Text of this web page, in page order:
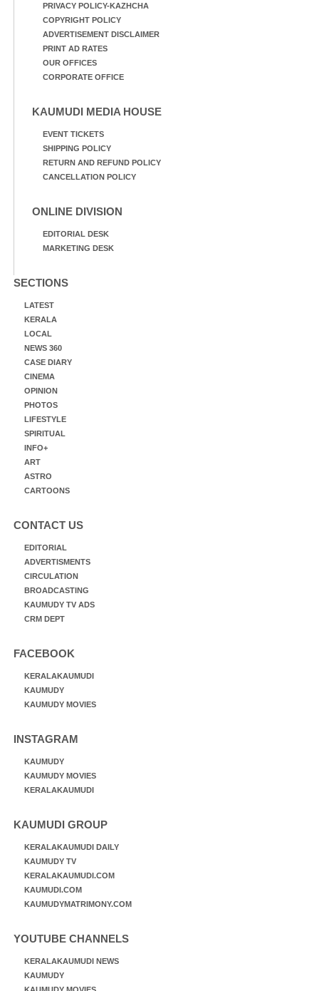
PRIVACY POLICY-KAZHCHA
COPYRIGHT POLICY
ADVERTISEMENT DISCLAIMER
PRINT AD RATES
OUR OFFICES
CORPORATE OFFICE
KAUMUDI MEDIA HOUSE
EVENT TICKETS
SHIPPING POLICY
RETURN AND REFUND POLICY
CANCELLATION POLICY
ONLINE DIVISION
EDITORIAL DESK
MARKETING DESK
SECTIONS
LATEST
KERALA
LOCAL
NEWS 360
CASE DIARY
CINEMA
OPINION
PHOTOS
LIFESTYLE
SPIRITUAL
INFO+
ART
ASTRO
CARTOONS
CONTACT US
EDITORIAL
ADVERTISMENTS
CIRCULATION
BROADCASTING
KAUMUDY TV ADS
CRM DEPT
FACEBOOK
KERALAKAUMUDI
KAUMUDY
KAUMUDY MOVIES
INSTAGRAM
KAUMUDY
KAUMUDY MOVIES
KERALAKAUMUDI
KAUMUDI GROUP
KERALAKAUMUDI DAILY
KAUMUDY TV
KERALAKAUMUDI.COM
KAUMUDI.COM
KAUMUDYMATRIMONY.COM
YOUTUBE CHANNELS
KERALAKAUMUDI NEWS
KAUMUDY